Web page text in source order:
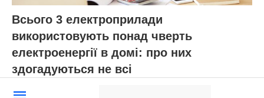
Всього 3 електроприлади
використовують понад чверть
електроенергії в домі: про них
здогадуються не всі